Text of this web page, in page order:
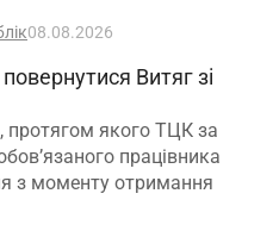
08.08.2026
Витяг зі
протягом якого ТЦК за
працівника
з моменту отримання